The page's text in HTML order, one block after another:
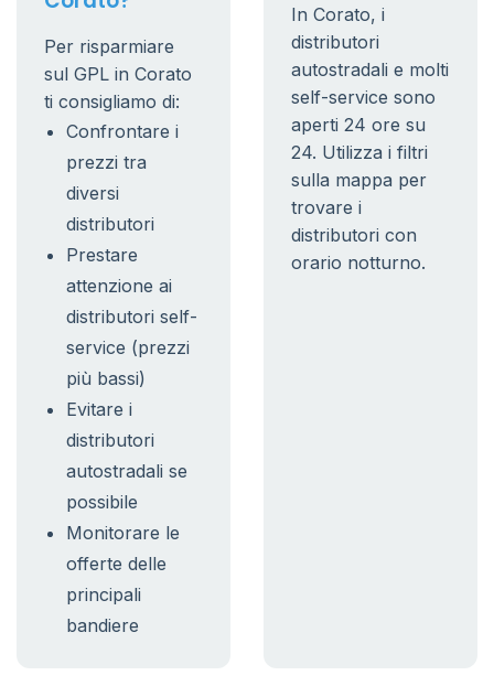
Per risparmiare
sul GPL in Corato
ti consigliamo di:
Confrontare i
prezzi tra
diversi
distributori
Prestare
attenzione ai
distributori self-
service (prezzi
più bassi)
Evitare i
distributori
autostradali se
possibile
Monitorare le
offerte delle
principali
bandiere
In Corato, i
distributori
autostradali e molti
self-service sono
aperti 24 ore su
24. Utilizza i filtri
sulla mappa per
trovare i
distributori con
orario notturno.